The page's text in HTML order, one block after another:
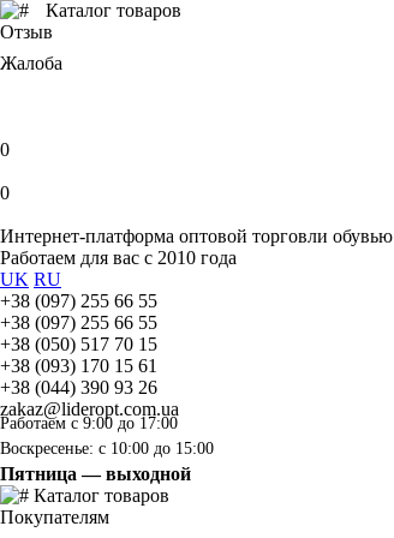
Каталог товаров
Отзыв
Жалоба
0
0
Интернет-платформа оптовой торговли обувью
Работаем для вас с 2010 года
UK RU
+38 (097) 255 66 55
+38 (097) 255 66 55
+38 (050) 517 70 15
+38 (093) 170 15 61
+38 (044) 390 93 26
zakaz@lideropt.com.ua
Работаем с 9:00 до 17:00
Воскресенье: с 10:00 до 15:00
Пятница — выходной
Каталог товаров
Покупателям